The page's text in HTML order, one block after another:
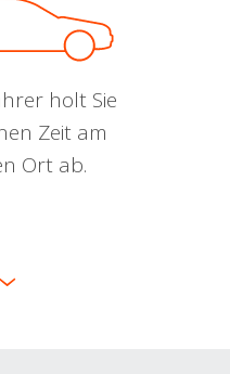
holt Sie
Zeit am
Ort ab.